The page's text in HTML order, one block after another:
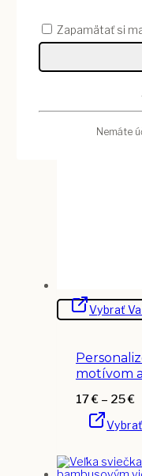
Vybrať
motívom
17€ – 25€
Zapamätať si
Nemáte